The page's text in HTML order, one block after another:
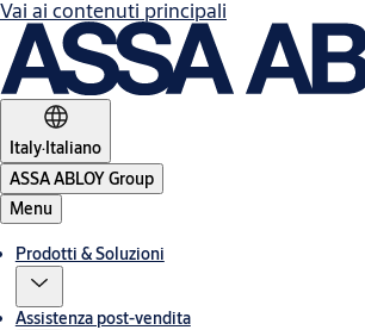
Vai ai contenuti principali
Italy·Italiano
ASSA ABLOY Group
Menu
Prodotti & Soluzioni
Assistenza post-vendita